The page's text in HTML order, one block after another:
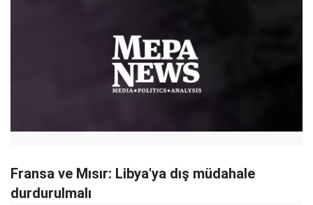
Fransa ve Mısır: Libya'ya dış müdahale
durdurulmalı